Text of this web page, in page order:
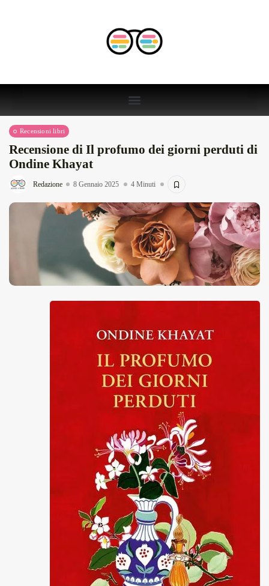
Recensioni libri
Recensione di Il profumo dei giorni perduti di
Ondine Khayat
Redazione 8 Gennaio 2025 4 Minuti